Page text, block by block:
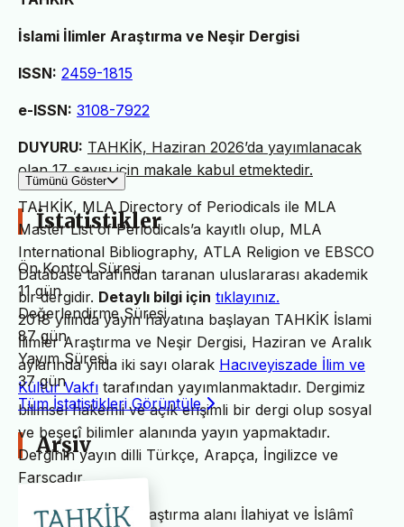
İslami İlimler Araştırma ve Neşir Dergisi
ISSN: 2459-1815
e-ISSN: 3108-7922
DUYURU: TAHKİK, Haziran 2026’da yayımlanacak
olan 17. sayısı için makale kabul etmektedir.
TAHKİK, MLA Directory of Periodicals ile MLA
Master List of Periodicals’a kayıtlı olup, MLA
International Bibliography, ATLA Religion ve EBSCO
Database tarafından taranan uluslararası akademik
bir dergidir. Detaylı bilgi için tıklayınız.
2018 yılında yayın hayatına başlayan TAHKİK İslami
İlimler Araştırma ve Neşir Dergisi, Haziran ve Aralık
aylarında yılda iki sayı olarak Hacıveyiszade İlim ve
Kültür Vakfı tarafından yayımlanmaktadır. Dergimiz
bilimsel hakemli ve açık erişimli bir dergi olup sosyal
ve beşerî bilimler alanında yayın yapmaktadır.
Derginin yayın dilli Türkçe, Arapça, İngilizce ve
Farsçadır.
TAHKİK’in temel araştırma alanı İlahiyat ve İslâmî
Tümünü Göster
İstatistikler
Ön Kontrol Süresi
11 gün
Değerlendirme Süresi
87 gün
Yayım Süresi
37 gün
Tüm İstatistikleri Görüntüle
Arşiv